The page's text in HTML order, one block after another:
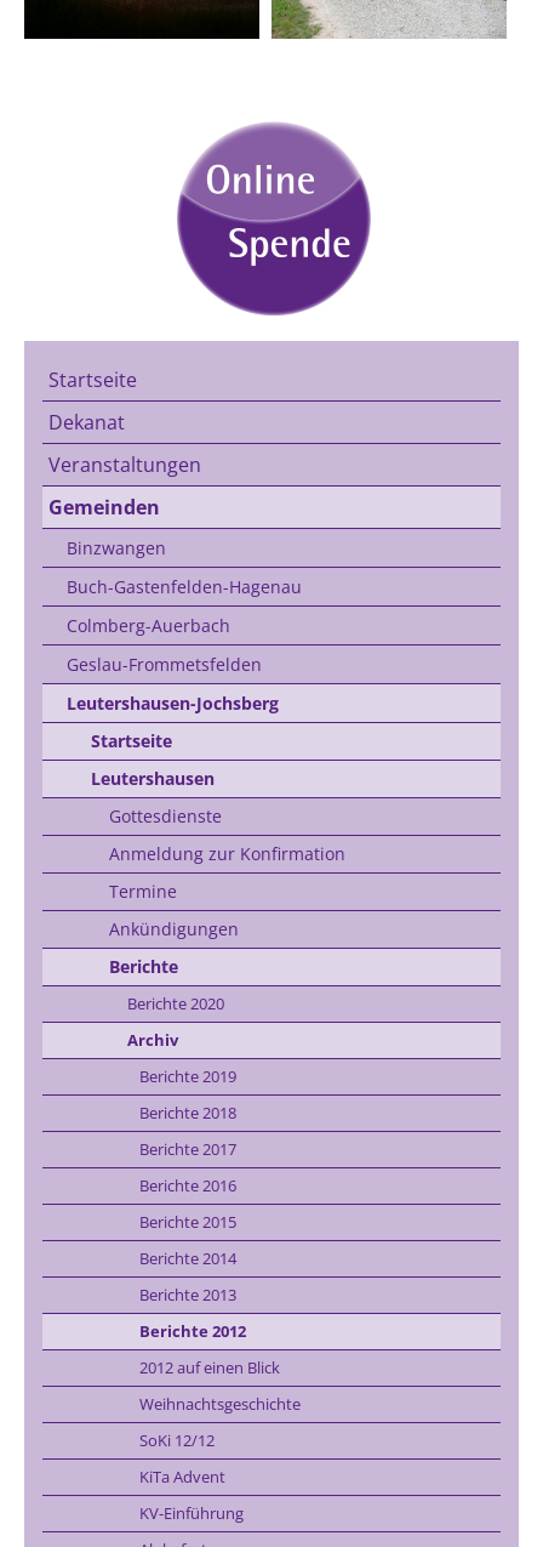
Startseite
Dekanat
Veranstaltungen
Gemeinden
Binzwangen
Buch-Gastenfelden-Hagenau
Colmberg-Auerbach
Geslau-Frommetsfelden
Leutershausen-Jochsberg
Startseite
Leutershausen
Gottesdienste
Anmeldung zur Konfirmation
Termine
Ankündigungen
Berichte
Berichte 2020
Archiv
Berichte 2019
Berichte 2018
Berichte 2017
Berichte 2016
Berichte 2015
Berichte 2014
Berichte 2013
Berichte 2012
2012 auf einen Blick
Weihnachtsgeschichte
SoKi 12/12
KiTa Advent
KV-Einführung